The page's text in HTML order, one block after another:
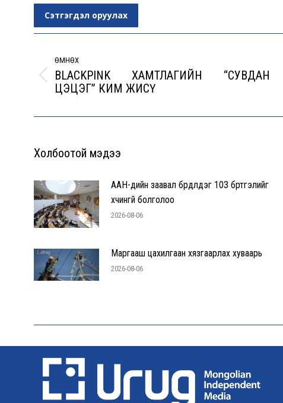
Сэтгэгдэл оруулах
navigation
ӨМНӨХ
Previous
post:
BLACKPINK XАМТЛАГИЙН “СУВДАН
ЦЭЦЭГ” КИМ ЖИСҮ
Холбоотой мэдээ
ААН-үүдийн заавал бүрдүүлдэг 103 бүртгэлийг
хүчингүй болголоо
2026-08-06
Маргааш цахилгаан хязгаарлах хуваарь
2026-08-06